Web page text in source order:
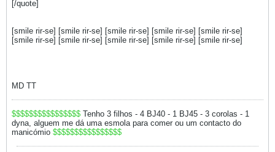
[/quote]
[smile rir-se] [smile rir-se] [smile rir-se] [smile rir-se] [smile rir-se]
[smile rir-se] [smile rir-se] [smile rir-se] [smile rir-se] [smile rir-se]
MD TT
$$$$$$$$$$$$$$$$ Tenho 3 filhos - 4 BJ40 - 1 BJ45 - 3 corolas - 1
dyna, alguem me dá uma esmola para comer ou um contacto do
manicómio $$$$$$$$$$$$$$$$